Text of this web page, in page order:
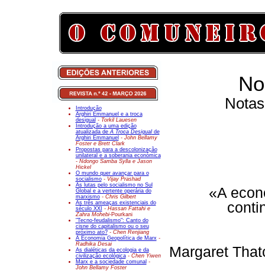
Introdução
Arghiri Emmanuel e a troca
desigual - Torkil Lauesen
Introdução a uma edição
atualizada deA Troca Desigualde
Arghiri Emmanuel - John Bellamy
Foster e Brett Clark
Propostas para a descolonização
unilateral e a soberania económica
- Ndongo Samba Sylla e Jason
Hickel
O mundo quer avançar para o
socialismo- Vijay Prashad
As lutas pelo socialismo no Sul
Global e a vertente operária do
marxismo- Chris Gilbert
As três ameaças existenciais do
século XXI - Hassan Fattahi e
Zahra Mohebi-Pourkani
"Tecno-feudalismo": Canto do
cisne do capitalismo ou o seu
próximo ato? - Chen Renjiang
A Economia Geopolítica de Marx-
Radhika Desai
As dialéticas da ecologia e da
civilização ecológica - Chen Yiwen
Marx e a sociedade comunal -
John Bellamy Foster
«A
Margaret